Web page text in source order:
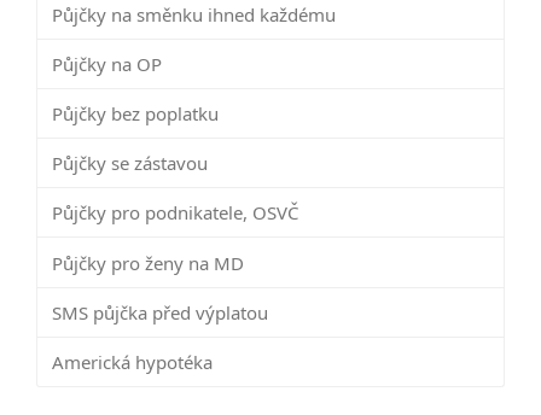
Půjčky na směnku ihned každému
Půjčky na OP
Půjčky bez poplatku
Půjčky se zástavou
Půjčky pro podnikatele, OSVČ
Půjčky pro ženy na MD
SMS půjčka před výplatou
Americká hypotéka